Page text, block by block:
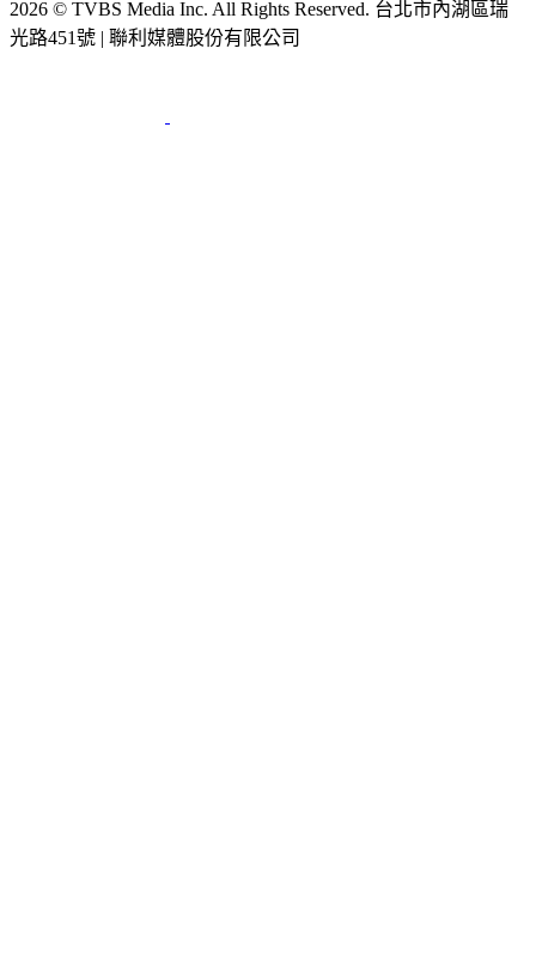
2026 © TVBS Media Inc. All Rights Reserved. 台北市內湖區瑞
光路451號 | 聯利媒體股份有限公司